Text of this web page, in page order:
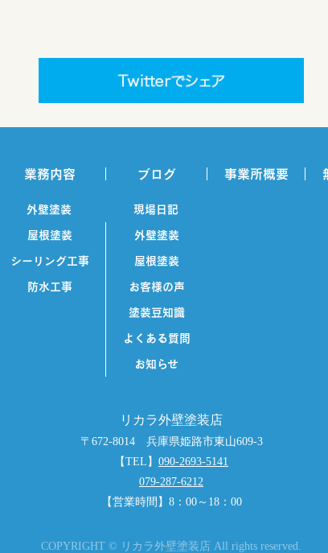
業務内容
外壁塗装
屋根塗装
シーリング工事
防水工事
ブログ
現場日記
外壁塗装
屋根塗装
お客様の声
塗装豆知識
よくある質問
お知らせ
事業所概要
リカラ外壁塗装店
〒672-8014 兵庫県姫路市東山609-3
【TEL】 090-2693-5141
079-287-6212
【営業時間】8：00～18：00
COPYRIGHT © リカラ外壁塗装店 All rights reserved.